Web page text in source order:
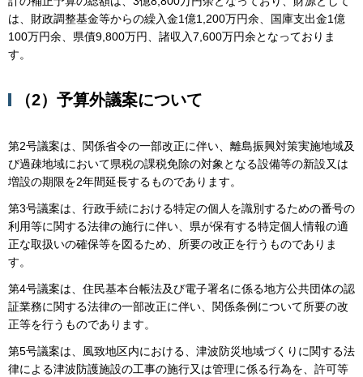
は、財政調整基金等からの繰入金1億1,200万円余、国庫支出金1億
100万円余、県債9,800万円、諸収入7,600万円余となっておりま
す。
（2）予算外議案について
第2号議案は、関係省令の一部改正に伴い、離島振興対策実施地域及
び過疎地域において県税の課税免除の対象となる設備等の新設又は
増設の期限を2年間延長するものであります。
第3号議案は、行政手続における特定の個人を識別するための番号の
利用等に関する法律の施行に伴い、県が保有する特定個人情報の適
正な取扱いの確保等を図るため、所要の改正を行うものでありま
す。
第4号議案は、住民基本台帳法及び電子署名に係る地方公共団体の認
証業務に関する法律の一部改正に伴い、関係条例について所要の改
正等を行うものであります。
第5号議案は、風致地区内における、津波防災地域づくりに関する法
律による津波防護施設の工事の施行又は管理に係る行為を、許可等